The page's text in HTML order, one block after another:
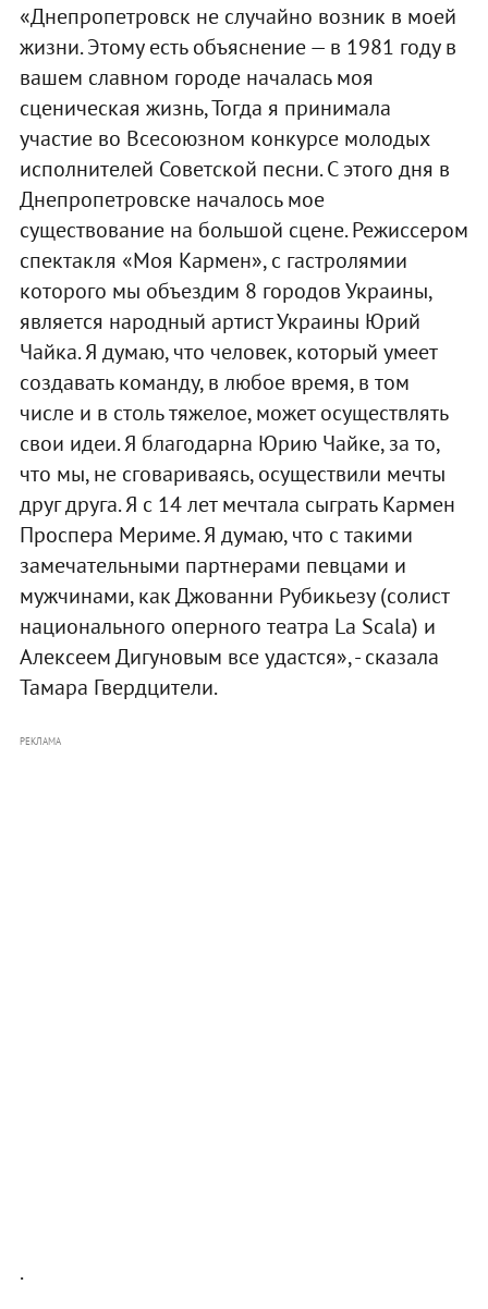
«Днепропетровск не случайно возник в моей
жизни. Этому есть объяснение — в 1981 году в
вашем славном городе началась моя
сценическая жизнь, Тогда я принимала
участие во Всесоюзном конкурсе молодых
исполнителей Советской песни. С этого дня в
Днепропетровске началось мое
существование на большой сцене. Режиссером
спектакля «Моя Кармен», с гастролямии
которого мы объездим 8 городов Украины,
является народный артист Украины Юрий
Чайка. Я думаю, что человек, который умеет
создавать команду, в любое время, в том
числе и в столь тяжелое, может осуществлять
свои идеи. Я благодарна Юрию Чайке, за то,
что мы, не сговариваясь, осуществили мечты
друг друга. Я с 14 лет мечтала сыграть Кармен
Проспера Мериме. Я думаю, что с такими
замечательными партнерами певцами и
мужчинами, как Джованни Рубикьезу (солист
национального оперного театра La Scala) и
Алексеем Дигуновым все удастся», - сказала
Тамара Гвердцители.
РЕКЛАМА
.